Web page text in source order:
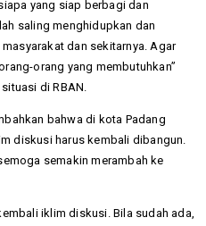
yang siap berbagi dan
saling menghidupkan dan
dan sekitarnya. Agar
orang yang membutuhkan”
di RBAN.
bahwa di kota Padang
diskusi harus kembali dibangun.
semakin merambah ke
iklim diskusi. Bila sudah ada,